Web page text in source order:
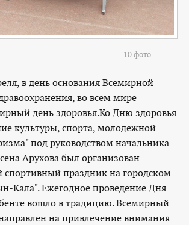
10 фото
в день основания Всемирной
во всем мире
день здоровья.Ко Дню здоровья
культуры, спорта, молодежной
под руководством начальника
Арухова был организован
спортивный праздник на городском
Кала". Ежегодное проведение Дня
вошло в традицию. Всемирный
на привлечение внимания